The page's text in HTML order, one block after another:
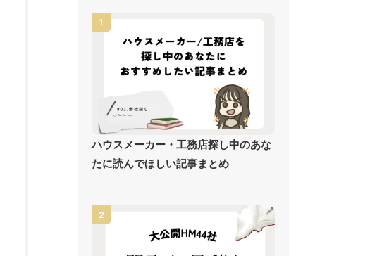
1
ハウスメーカー・工務店探し中のあな
たに読んでほしい記事まとめ
2